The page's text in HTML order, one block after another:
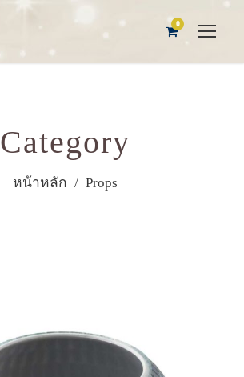
0
Category
หน้าหลัก / Props